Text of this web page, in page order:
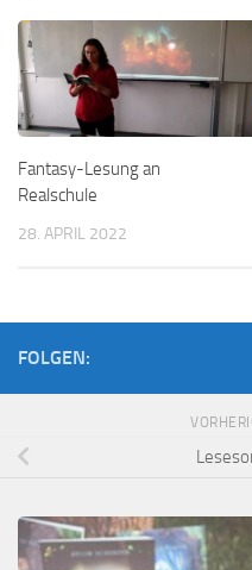
Fantasy-Lesung an
Realschule
28. APRIL 2022
FOLGEN: